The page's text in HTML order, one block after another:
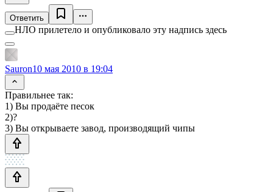
Ответить
НЛО прилетело и опубликовало эту надпись здесь
Sauron10 мая 2010 в 19:04
Правильнее так:
1) Вы продаёте песок
2)?
3) Вы открываете завод, производящий чипы